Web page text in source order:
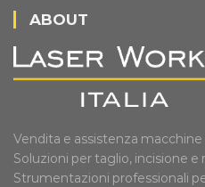
ABOUT
Vendita e assistenza macchine
Soluzioni per taglio, incisione e
Strumentazioni professionali